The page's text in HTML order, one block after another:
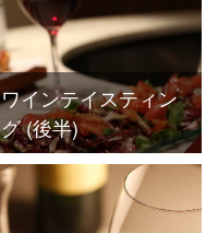
ワインテイスティン
グ (後半)